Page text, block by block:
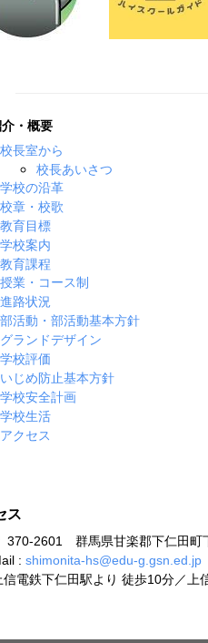
・概要
校長室から
校長あいさつ
学校の沿革
校章・校歌
教育目標
学校案内
教育課程
授業・コース制
進路状況
部活動・部活動基本方針
グランドデザイン
学校評価
いじめ防止基本方針
学校安全計画
学校生活
アクセス
ス
370-2601 群馬県甘楽郡下仁田
: shimonita-hs@edu-g.gsn.ed.jp
信電鉄下仁田駅より 徒歩10分／